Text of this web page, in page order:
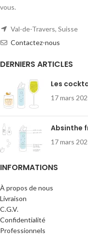
vous.
Val-de-Travers, Suisse
Contactez-nous
DERNIERS ARTICLES
Les
17 mars
Absinthe
17 mars
INFORMATIONS
À propos de nous
Livraison
C.G.V.
Confidentialité
Professionnels